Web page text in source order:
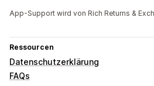
App-Support wird von Rich Returns &
Ressourcen
Datenschutzerklärung
FAQs